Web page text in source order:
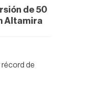
de 50
Altamira
récord de